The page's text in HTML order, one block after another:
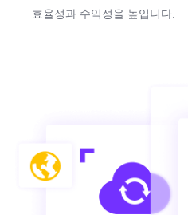
효율성과 수익성을 높입니다.